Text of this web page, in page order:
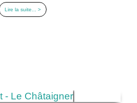
Lire la suite... >